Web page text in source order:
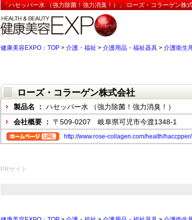
「ハセッパー水 （強力除菌！強力消臭！）」:ローズ・コラーゲン株
健康美容EXPO：TOP > 介護・福祉 > 介護用品・福祉器具 > 介護衛生
ローズ・コラーゲン株式会社
製品名 ： ハセッパー水 （強力除菌！強力消臭！）
会社概要 ： 〒509-0207 岐阜県可児市今渡1348-1
http://www.rose-collagen.com/health/
PRサイト